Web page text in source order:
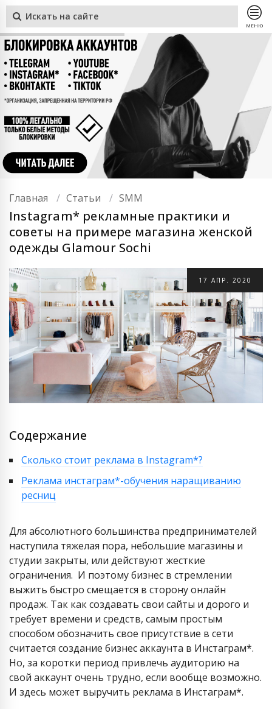
МЕНЮ
Главная Статьи SMM
Instagram* рекламные практики и
советы на примере магазина женской
одежды Glamour Sochi
17 АПР. 2020
Содержание
Сколько стоит реклама в Instagram*?
Реклама инстаграм*-обучения наращиванию
ресниц
Для абсолютного большинства предпринимателей
наступила тяжелая пора, небольшие магазины и
студии закрыты, или действуют жесткие
ограничения. И поэтому бизнес в стремлении
выжить быстро смещается в сторону онлайн
продаж. Так как создавать свои сайты и дорого и
требует времени и средств, самым простым
способом обозначить свое присутствие в сети
считается создание бизнес аккаунта в Инстаграм*.
Но, за коротки период привлечь аудиторию на
свой аккаунт очень трудно, если вообще возможно.
И здесь может выручить реклама в Инстаграм*.